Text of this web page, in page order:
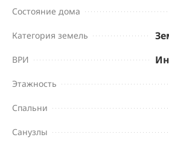
Состояние дома
Категория земель
ВРИ
Этажность
Спальни
Санузлы